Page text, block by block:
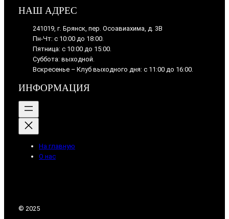
НАШ АДРЕС
241019, г. Брянск, пер. Осоавиахима, д. 3В
Пн-Чт: с 10:00 до 18:00.
Пятница: с 10:00 до 15:00.
Суббота: выходной.
Вскресенье – Клуб выходного дня: с 11:00 до 16:00.
ИНФОРМАЦИЯ
На главную
О нас
© 2025